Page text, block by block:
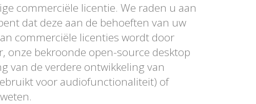
commerciële licentie. We raden u aan
dat deze aan de behoeften van uw
commerciële licenties wordt door
onze bekroonde open-source desktop
van de verdere ontwikkeling van
voor audiofunctionaliteit) of